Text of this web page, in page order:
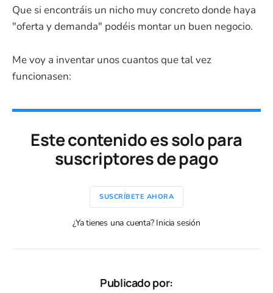
Que si encontráis un nicho muy concreto donde haya
"oferta y demanda" podéis montar un buen negocio.
Me voy a inventar unos cuantos que tal vez
funcionasen:
Este contenido es solo para
suscriptores de pago
SUSCRÍBETE AHORA
¿Ya tienes una cuenta? Inicia sesión
Publicado por: